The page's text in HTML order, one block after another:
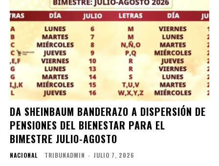
DA SHEINBAUM BANDERAZO A DISPERSIÓN DE
PENSIONES DEL BIENESTAR PARA EL
BIMESTRE JULIO-AGOSTO
NACIONAL TRIBUNADMIN - JULIO 7, 2026